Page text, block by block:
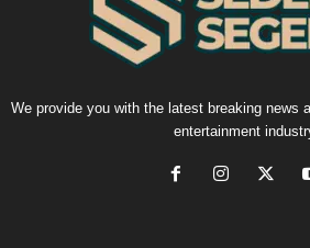
We provide you with the latest breaking news
entertainment